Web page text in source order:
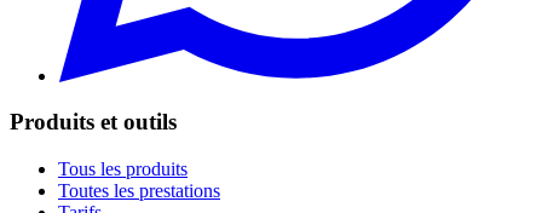
Produits et outils
Tous les produits
Toutes les prestations